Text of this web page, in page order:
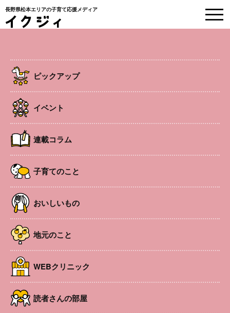
長野県松本エリアの子育て応援メディア
ピックアップ
イベント
連載コラム
子育てのこと
おいしいもの
地元のこと
WEBクリニック
読者さんの部屋
EVENT
HOME
ワークショップ
国営アルプスあづみの公園 森で拓本
をつくろう
園内を散策しながら、木や葉っぱで拓本を作ります。
開催日
時間
場所
国営アルプスあづみの公園 大町・松川地区 イン
フォメーションセンター
参加費
無料 ※入園料大人450円(65歳以上210円)、中学生
以下無料
定員 各回5組
URL https://www.azumino-koen.jp/